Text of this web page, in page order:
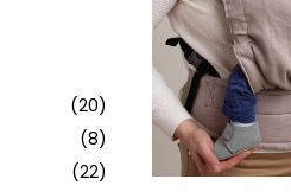
(20)
(8)
(22)